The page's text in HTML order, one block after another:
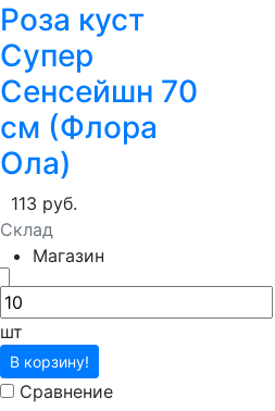
Роза куст
Супер
Сенсейшн 70
см (Флора
Ола)
113 руб.
Склад
Магазин
шт
В корзину!
Сравнение